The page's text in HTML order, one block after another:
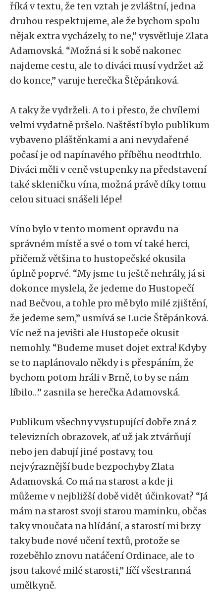
říká v textu, že ten vztah je zvláštní, jedna
druhou respektujeme, ale že bychom spolu
nějak extra vycházely, to ne,” vysvětluje Zlata
Adamovská. “Možná si k sobě nakonec
najdeme cestu, ale to diváci musí vydržet až
do konce,” varuje herečka Štěpánková.
A taky že vydrželi. A to i přesto, že chvílemi
velmi vydatně pršelo. Naštěstí bylo publikum
vybaveno pláštěnkami a ani nevydařené
počasí je od napínavého příběhu neodtrhlo.
Diváci měli v ceně vstupenky na představení
také skleničku vína, možná právě díky tomu
celou situaci snášeli lépe!
Víno bylo v tento moment opravdu na
správném místě a své o tom ví také herci,
přičemž většina to hustopečské okusila
úplně poprvé. “My jsme tu ještě nehrály, já si
dokonce myslela, že jedeme do Hustopečí
nad Bečvou, a tohle pro mě bylo milé zjištění,
že jedeme sem,” usmívá se Lucie Štěpánková.
Víc než na jevišti ale Hustopeče okusit
nemohly. “Budeme muset dojet extra! Kdyby
se to naplánovalo někdy i s přespáním, že
bychom potom hráli v Brně, to by se nám
líbilo…” zasnila se herečka Adamovská.
Publikum všechny vystupující dobře zná z
televizních obrazovek, ať už jak ztvárňují
nebo jen dabují jiné postavy, tou
nejvýraznější bude bezpochyby Zlata
Adamovská. Co má na starost a kde ji
můžeme v nejbližší době vidět účinkovat? “Já
mám na starost svoji starou maminku, občas
taky vnoučata na hlídání, a starostí mi brzy
taky bude nové učení textů, protože se
rozeběhlo znovu natáčení Ordinace, ale to
jsou takové milé starosti,” líčí všestranná
umělkyně.